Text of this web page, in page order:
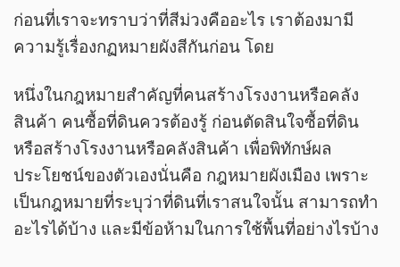
ก่อนที่เราจะทราบว่าที่สีม่วงคืออะไร เราต้องมามี
ความรู้เรื่องกฏหมายผังสีกันก่อน โดย
หนึ่งในกฎหมายสำคัญที่คนสร้างโรงงานหรือคลัง
สินค้า คนซื้อที่ดินควรต้องรู้ ก่อนตัดสินใจซื้อที่ดิน
หรือสร้างโรงงานหรือคลังสินค้า เพื่อพิทักษ์ผล
ประโยชน์ของตัวเองนั่นคือ กฎหมายผังเมือง เพราะ
เป็นกฎหมายที่ระบุว่าที่ดินที่เราสนใจนั้น สามารถทำ
อะไรได้บ้าง และมีข้อห้ามในการใช้พื้นที่อย่างไรบ้าง